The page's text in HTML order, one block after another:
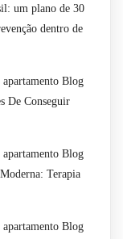
um plano de 30
dentro de
Blog
De Conseguir
Blog
Terapia
Blog